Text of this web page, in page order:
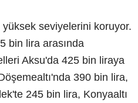
seviyelerini koruyor.
bin lira arasında
Aksu'da 425 bin liraya
390 bin lira,
245 bin lira, Konyaaltı